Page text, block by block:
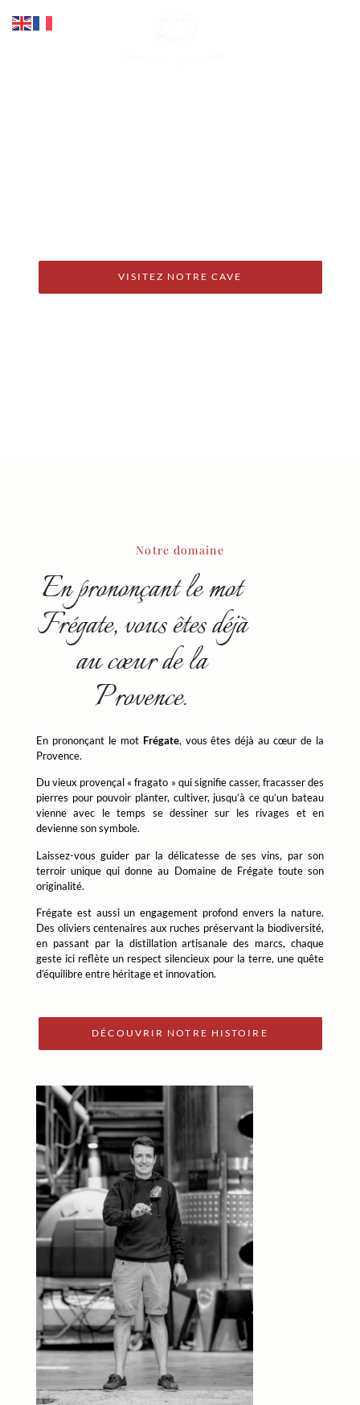
VISITEZ NOTRE CAVE
Notre domaine
En prononçant le mot
Frégate, vous êtes déjà
au cœur de la
Provence.
En prononçant le mot Frégate, vous êtes déjà au cœur de la
Provence.
Du vieux provençal «fragato » qui signifie casser, fracasser des
pierres pour pouvoir planter, cultiver, jusqu’à ce qu’un bateau
vienne avec le temps se dessiner sur les rivages et en
devienne son symbole.
Laissez-vous guider par la délicatesse de ses vins, par son
terroir unique qui donne au Domaine de Frégate toute son
originalité.
Frégate est aussi un engagement profond envers la nature.
Des oliviers centenaires aux ruches préservant la biodiversité,
en passant par la distillation artisanale des marcs, chaque
geste ici reflète un respect silencieux pour la terre, une quête
d’équilibre entre héritage et innovation.
DÉCOUVRIR NOTRE HISTOIRE